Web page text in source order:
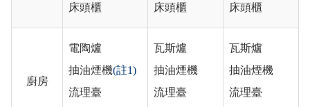
床頭櫃
床頭櫃
床頭櫃
廚房
電陶爐
抽油煙機(註1)
流理臺
瓦斯爐
抽油煙機
流理臺
瓦斯爐
抽油煙機
流理臺